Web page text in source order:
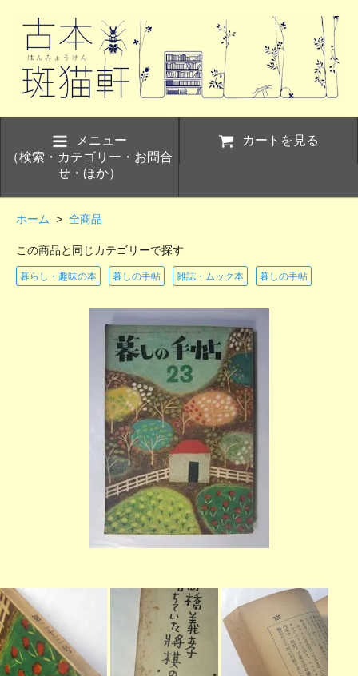
メニュー
（検索・カテゴリー・お問合
せ・ほか）
カートを見る
ホーム > 全商品
この商品と同じカテゴリーで探す
暮らし・趣味の本 暮しの手帖 雑誌・ムック本 暮しの手帖